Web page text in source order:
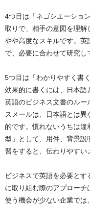
4つ目は「ネゴシエーショ
取りで、相手の意図を理解
やや高度なスキルです。
で、必要に合わせて研究し
5つ目は「わかりやすく書
効果的に書くには、日本語
英語のビジネス文書のルー
スメールは、日本語とは
的です。慣れないうちは
型」として、用件、背景説
習をすると、伝わりやすい
ビジネスで英語を必要と
に取り組む際のアプロー
使う機会が少ない企業では